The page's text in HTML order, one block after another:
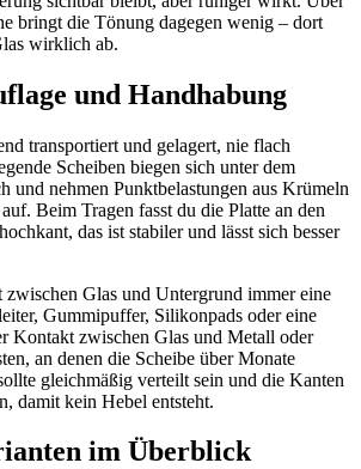
bringt die Tönung dagegen wenig – dort
wirklich ab.
und Handhabung
transportiert und gelagert, nie flach
Scheiben biegen sich unter dem
und nehmen Punktbelastungen aus Krümeln
Beim Tragen fasst du die Platte an den
das ist stabiler und lässt sich besser
Glas und Untergrund immer eine
Gummipuffer, Silikonpads oder eine
Kontakt zwischen Glas und Metall oder
an denen die Scheibe über Monate
gleichmäßig verteilt sein und die Kanten
damit kein Hebel entsteht.
im Überblick